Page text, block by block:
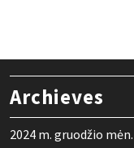
Archieves
2024 m. gruodžio mėn.